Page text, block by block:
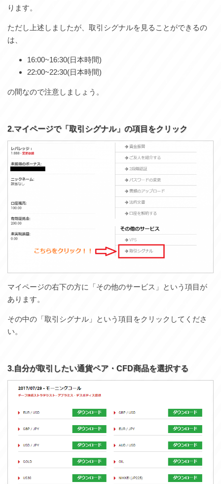
ります。
ただし上述しましたが、取引シグナルを見ることができるの
は、
16:00~16:30(日本時間)
22:00~22:30(日本時間)
の間なので注意しましょう。
2.マイページで「取引シグナル」の項目をクリック
マイページの右下の方に「その他のサービス」という項目が
あります。
その中の「取引シグナル」という項目をクリックしてくださ
い。
3.自分が取引したい通貨ペア・CFD商品を選択する